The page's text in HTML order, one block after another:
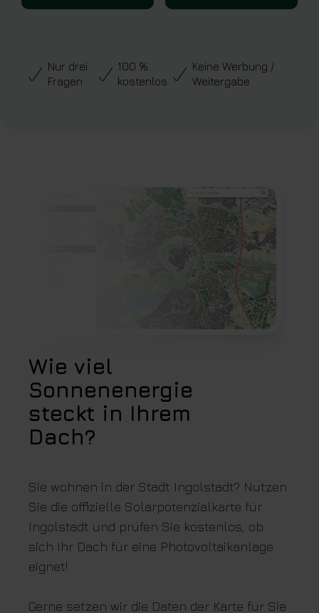
Wie viel
Sonnenenergie
steckt in Ihrem
Dach?
Sie wohnen in der Stadt Ingolstadt? Nutzen
Sie die offizielle Solarpotenzialkarte für
Ingolstadt und prüfen Sie kostenlos, ob
sich Ihr Dach für eine Photovoltaikanlage
eignet!
Gerne setzen wir die Daten der Karte für Sie